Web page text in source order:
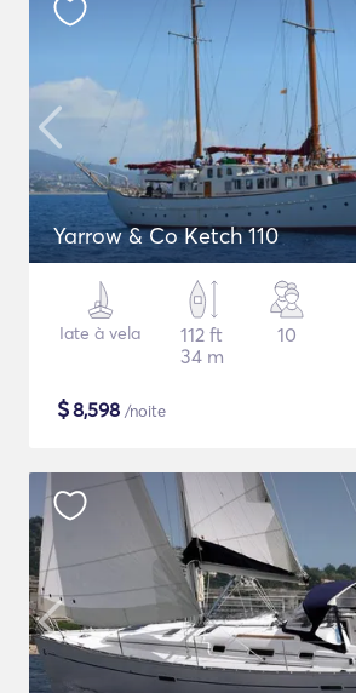
Yarrow & Co Ketch 110
Iate à vela
112 ft
34 m
10
$8,598 /noite